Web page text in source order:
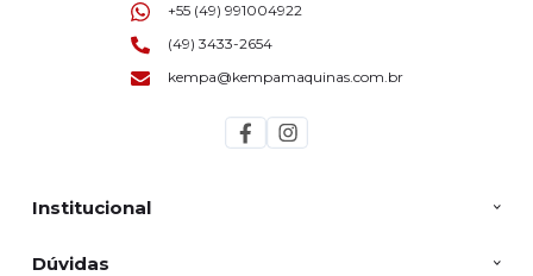
Institucional
Dúvidas
+55 (49) 991004922
(49) 3433-2654
kempa@kempamaquinas.com.br